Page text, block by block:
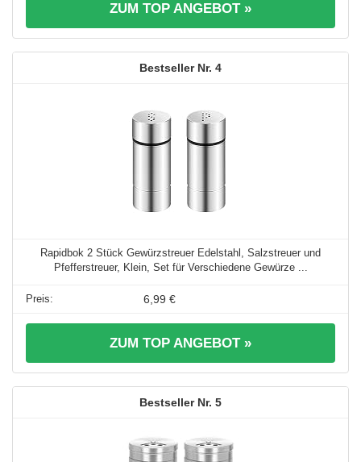
ZUM TOP ANGEBOT »
4
Rapidbok 2 Stück Gewürzstreuer Edelstahl, Salzstreuer und
Pfefferstreuer, Klein, Set für Verschiedene Gewürze ...
6,99 €
ZUM TOP ANGEBOT »
5